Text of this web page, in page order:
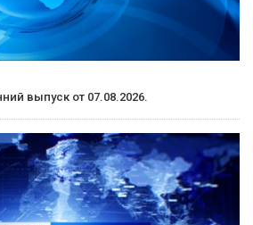
выпуск от 07.08.2026.